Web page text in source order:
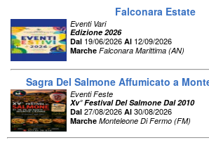
Falconara Estate
Eventi Vari
Edizione 2026
Dal 19/06/2026 Al 12/09/2026
Marche Falconara Marittima (AN)
Sagra Del Salmone Affumicato a
Eventi Feste
Xv° Festival Del Salmone Dal 2010
Dal 27/08/2026 Al 30/08/2026
Marche Monteleone Di Fermo (FM)